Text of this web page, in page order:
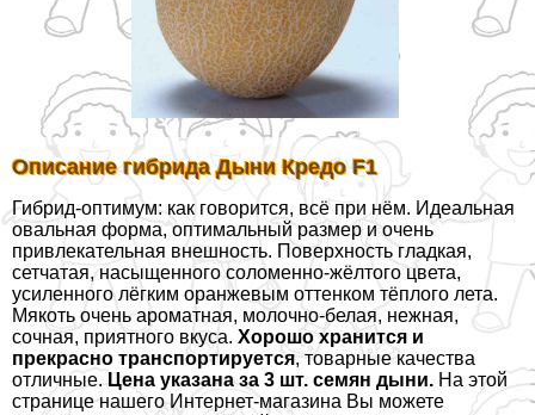
Описание гибрида Дыни Кредо F1
Гибрид-оптимум: как говорится, всё при нём. Идеальная
овальная форма, оптимальный размер и очень
привлекательная внешность. Поверхность гладкая,
сетчатая, насыщенного соломенно-жёлтого цвета,
усиленного лёгким оранжевым оттенком тёплого лета.
Мякоть очень ароматная, молочно-белая, нежная,
сочная, приятного вкуса. Хорошо хранится и
прекрасно трaнcпортируется, товарные качества
отличные. Цена указана за 3 шт. семян дыни. На этой
странице нашего Интернет-магазина Вы можете